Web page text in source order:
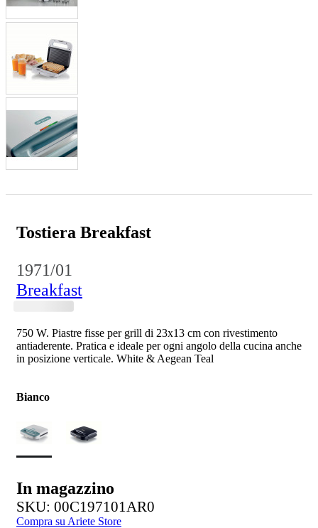
Tostiera Breakfast
1971/01
Breakfast
750 W. Piastre fisse per grill di 23x13 cm con rivestimento
antiaderente. Pratica e ideale per ogni angolo della cucina anche
in posizione verticale. White & Aegean Teal
Bianco
In magazzino
SKU: 00C197101AR0
Compra su Ariete Store